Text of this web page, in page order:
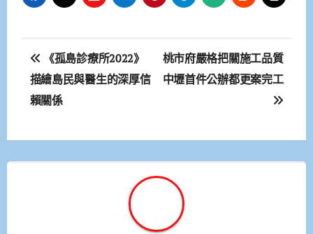
文
章
導
覽
《孤島診療所2022》
描繪島民與醫生的深厚信
賴關係
桃市府嚴格把關施工品質
中壢首件公辦都更案完工